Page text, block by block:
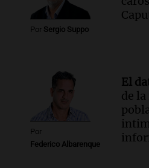
Audio.
La lección del
humildad en tiempos
Episodios
Audio.Tormentas y
agua entra por
imaginamos"
Una Mañana para todos
Episodios
Por Sergio Suppo
Por
Federico Albarenque
El
de